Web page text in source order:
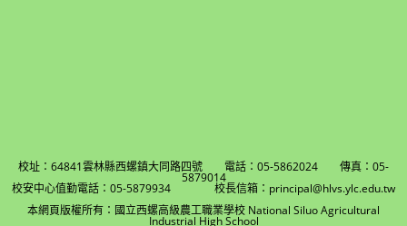
校址：64841雲林縣西螺鎮大同路四號 電話：05-5862024 傳真：05-
5879014
校安中心值勤電話：05-5879934 校長信箱：principal@hlvs.ylc.edu.tw
本網頁版權所有：國立西螺高級農工職業學校 National Siluo Agricultural
Industrial High School